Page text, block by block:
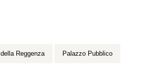
Simboli della Reggenza Palazzo Pubblico